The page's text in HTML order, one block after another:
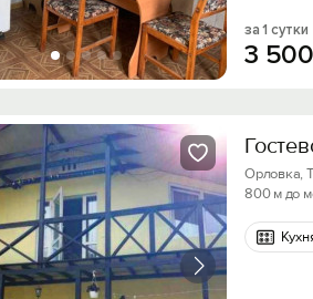
за 1 сутки
3 500
Орловка,
800 м до